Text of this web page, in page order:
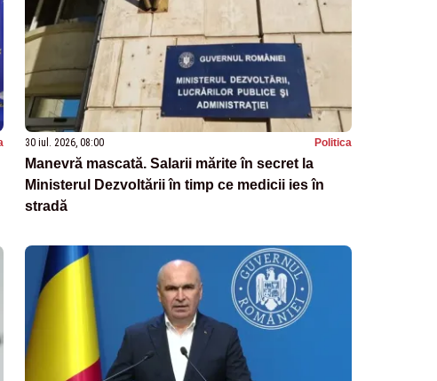
30 iul. 2026, 08:00 Politica
Manevră mascată. Salarii mărite în secret la
Ministerul Dezvoltării în timp ce medicii ies în
stradă